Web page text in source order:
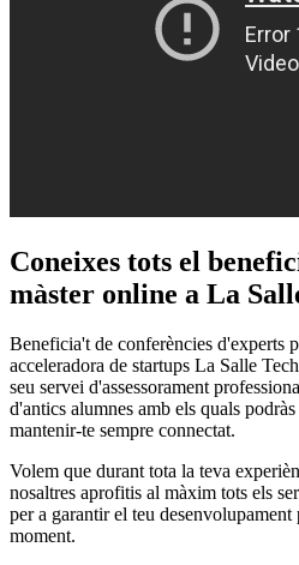
Coneixes tots el
màster online a La
Beneficia't de conferències d'experts
acceleradora de startups La Salle
seu servei d'assessorament
d'antics alumnes amb els quals
mantenir-te sempre connectat.
Volem que durant tota la teva
nosaltres aprofitis al màxim tots els
per a garantir el teu
moment.